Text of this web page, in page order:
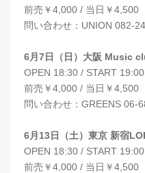
前売￥4,000 / 当日￥4,500
問い合わせ：UNION 082-
6月7日（日）大阪 Music
OPEN 18:30 / START 19:00
前売￥4,000 / 当日￥4,500
問い合わせ：GREENS 06-
6月13日（土）東京 新宿
OPEN 18:30 / START 19:00
前売￥4,000 / 当日￥4,500